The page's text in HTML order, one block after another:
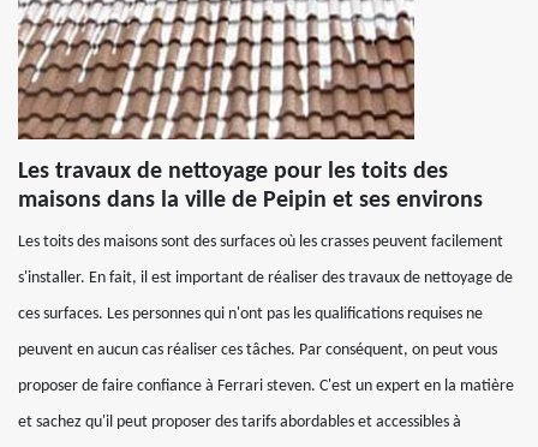
Les travaux de nettoyage pour les toits des
maisons dans la ville de Peipin et ses environs
Les toits des maisons sont des surfaces où les crasses peuvent facilement
s'installer. En fait, il est important de réaliser des travaux de nettoyage de
ces surfaces. Les personnes qui n'ont pas les qualifications requises ne
peuvent en aucun cas réaliser ces tâches. Par conséquent, on peut vous
proposer de faire confiance à Ferrari steven. C'est un expert en la matière
et sachez qu'il peut proposer des tarifs abordables et accessibles à